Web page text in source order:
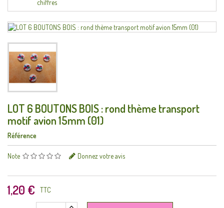
LOT 6 BOUTONS BOIS : rond thème transport
motif avion 15mm (01)
Référence
Note Donnez votre avis
1,20 € TTC